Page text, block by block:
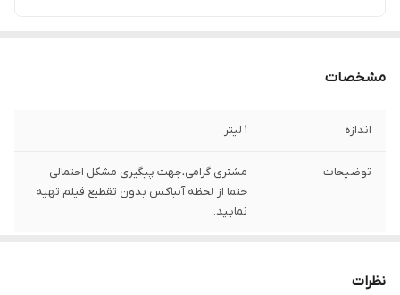
مشخصات
اندازه 1 لیتر
توضیحات
مشتری گرامی،جهت پیگیری مشکل احتمالی
حتما از لحظه آنباکس بدون تقطیع فیلم تهیه
نمایید.
نظرات